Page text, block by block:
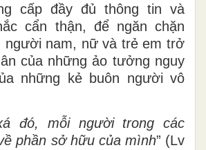
cấp đầy đủ thông tin và
cẩn thận, để ngăn chặn
người nam, nữ và trẻ em trở
của những ảo tưởng nguy
những kẻ buôn người vô
đó, mỗi người trong các
phần sở hữu của mình” (Lv